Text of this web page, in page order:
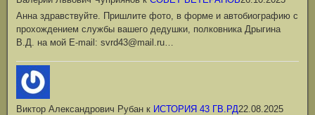
Анна здравствуйте. Пришлите фото, в форме и автобиографию с
прохождением службы вашего дедушки, полковника Дрыгина
В.Д. на мой Е-mail: svrd43@mail.ru…
Виктор Александрович Рубан к ИСТОРИЯ 43 ГВ.РД22.08.2025